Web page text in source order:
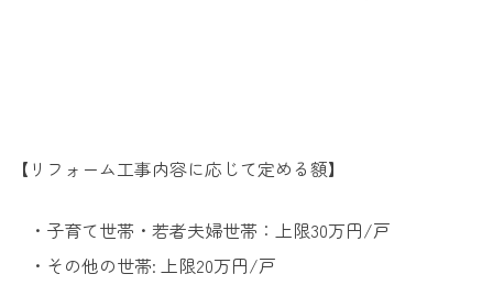
【リフォーム工事内容に応じて定める額】
・子育て世帯・若者夫婦世帯：上限30万円/戸
・その他の世帯: 上限20万円/戸